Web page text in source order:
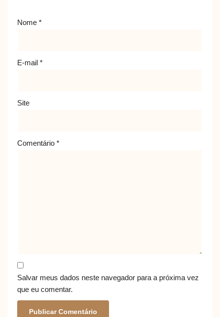
Nome *
E-mail *
Site
Comentário *
Salvar meus dados neste navegador para a próxima vez
que eu comentar.